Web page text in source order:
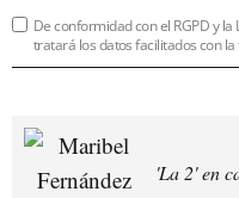
De conformidad con el RGPD y la
tratará los datos facilitados con
'La 2' en